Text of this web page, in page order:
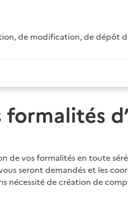
de modification, de dépôt
vos formalités en toute
seront demandés et les
nécessité de création de